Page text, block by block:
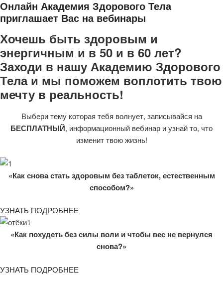
Онлайн Академия Здорового Тела
приглашает Вас на вебинары
Хочешь быть здоровым и
энергичным и в 50 и в 60 лет?
Заходи в нашу Академию Здорового
Тела и мы поможем воплотить твою
мечту в реальность!
Выбери тему которая тебя волнует, записывайся на
БЕСПЛАТНЫЙ, информационный вебинар и узнай то, что
изменит твою жизнь!
«Как снова стать здоровым без таблеток, естественным
способом?»
УЗНАТЬ ПОДРОБНЕЕ
«Как похудеть без силы воли и чтобы вес не вернулся
снова?»
УЗНАТЬ ПОДРОБНЕЕ